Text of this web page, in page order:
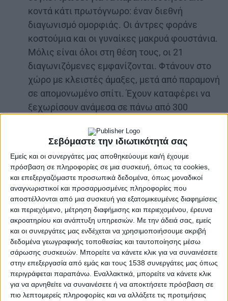
Σεβόμαστε την ιδιωτικότητά σας
Εμείς και οι συνεργάτες μας αποθηκεύουμε και/ή έχουμε
πρόσβαση σε πληροφορίες σε μια συσκευή, όπως τα cookies,
και επεξεργαζόμαστε προσωπικά δεδομένα, όπως μοναδικοί
αναγνωριστικοί και προσαρμοσμένες πληροφορίες που
αποστέλλονται από μια συσκευή για εξατομικευμένες διαφημίσεις
και περιεχόμενο, μέτρηση διαφήμισης και περιεχομένου, έρευνα
ακροατηρίου και ανάπτυξη υπηρεσιών. Με την άδειά σας, εμείς
και οι συνεργάτες μας ενδέχεται να χρησιμοποιήσουμε ακριβή
δεδομένα γεωγραφικής τοποθεσίας και ταυτοποίησης μέσω
σάρωσης συσκευών. Μπορείτε να κάνετε κλικ για να συναινέσετε
στην επεξεργασία από εμάς και τους 1538 συνεργάτες μας όπως
περιγράφεται παραπάνω. Εναλλακτικά, μπορείτε να κάνετε κλικ
για να αρνηθείτε να συναινέσετε ή να αποκτήσετε πρόσβαση σε
πιο λεπτομερείς πληροφορίες και να αλλάξετε τις προτιμήσεις
κοντά κάτι πρωτόγνωρο: έναν διεθνή
διαγωνισμό ομορφιάς. Οι άντρες φοράνε
κοστούμια και οι γυναίκες μακρυά φουστάνια.
Μόλις είναι όλοι στη θέση τους, οι 21
διαγωνιζόμενες εμφανίζονται. Φτάνουν στο
χώρο με κλειστές άμαξες, μετά από παραμονή
σε απομονωμένο σπίτι. Έχουν καταφέρει να
ξεχωρίσουν ανάμεσα σε πάνω από 300
εφημερίδες της εποχής και έστειλαν
φωτογραφία και βιογραφικό για να
συμμετέχουν στον διαγωνισμό.
Η κριτική επιτροπή, αποτελείται μόνο από
άντρες και “εξετάζει” τις φιναλίστ για να
αναδειχθεί η πρώτη γυναίκα με τον τίτλο “πιο
όμορφη στον πλανήτη”. Αυτή που τα
καταφέρνει λέγεται Μπέρθα Σουκαρέτ. Είναι
μόλις 18 χρονών, μιγάδα, με καταγωγή από
την Γουαδελούπη. Η Σουκαρέτ κερδίζει 5.000
φράγκα και ποζάρει στο L’ Illustration.Γράφει
την ιστορία της, κάνοντας κάτι τολμηρό για